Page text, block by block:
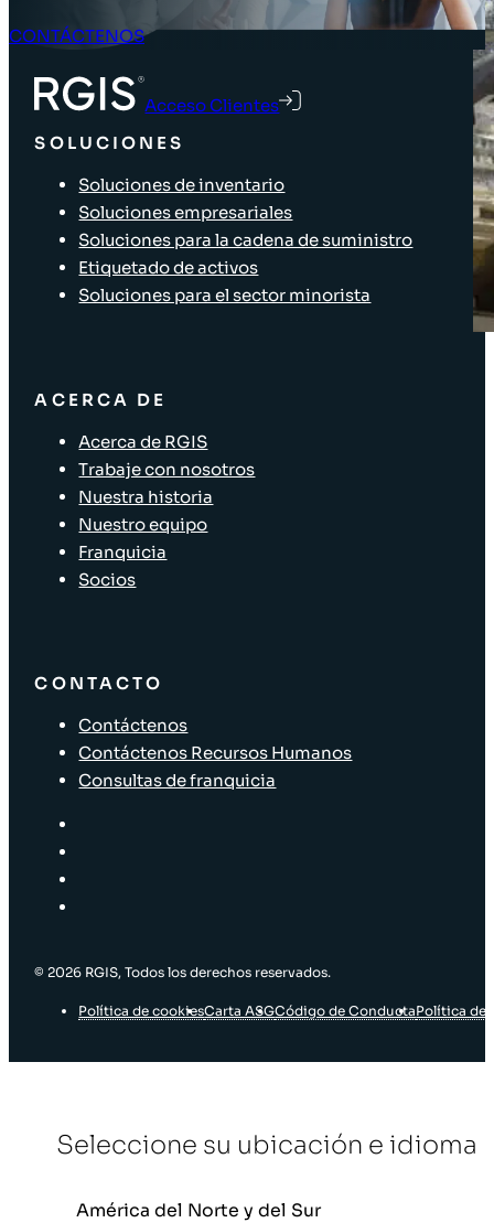
CONTÁCTENOS
Acceso Clientes
SOLUCIONES
Soluciones de inventario
Soluciones empresariales
Soluciones para la cadena de suministro
Etiquetado de activos
Soluciones para el sector minorista
ACERCA DE
Acerca de RGIS
Trabaje con nosotros
Nuestra historia
Nuestro equipo
Franquicia
Socios
CONTACTO
Contáctenos
Contáctenos Recursos Humanos
Consultas de franquicia
© 2026 RGIS, Todos los derechos reservados.
Política de cookiesCarta ASGCódigo de ConductaPolítica de
Seleccione su ubicación e idioma
América del Norte y del Sur